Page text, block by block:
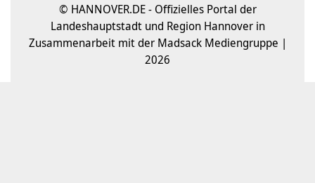
© HANNOVER.DE - Offizielles Portal der
Landeshauptstadt und Region Hannover in
Zusammenarbeit mit der Madsack Mediengruppe |
2026